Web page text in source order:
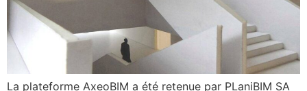
La plateforme AxeoBIM a été retenue par PLaniBIM SA